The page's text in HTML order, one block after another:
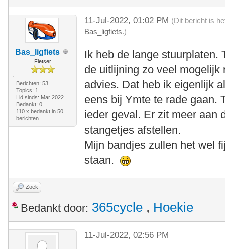
Bas_ligfiets
Fietser
Berichten: 53
Topics: 1
Lid sinds: Mar 2022
Bedankt: 0
110 x bedankt in 50
berichten
11-Jul-2022, 01:02 PM (Dit bericht is
Bas_ligfiets.)
Ik heb de lange stuurplaten.
de uitlijning zo veel
advies. Dat heb ik eigenlijk
eens bij Ymte te rade gaan.
ieder geval. Er zit meer aan
stangetjes afstellen.
Mijn bandjes zullen het wel
staan.
Zoek
Bedankt door: 365cycle , Hoekie
11-Jul-2022, 02:56 PM